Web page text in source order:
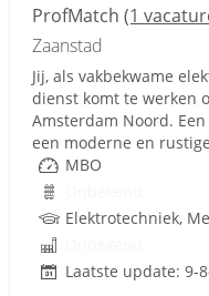
ProfMatch (1
Zaanstad
Jij, als vakbekwame
dienst komt te werken
Amsterdam Noord.
een moderne en
MBO
Laatste update: 9-